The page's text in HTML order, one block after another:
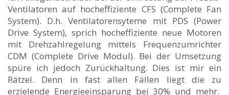
Ventilatoren auf hocheffiziente CFS (Complete Fan
System). D.h. Ventilatorensyteme mit PDS (Power
Drive System), sprich hocheffiziente neue Motoren
mit Drehzahlregelung mittels Frequenzumrichter
CDM (Complete Drive Modul). Bei der Umsetzung
spüre ich jedoch Zurückhaltung. Dies ist mir ein
Rätzel. Denn in fast allen Fällen liegt die zu
erzielende Energieeinsparung bei 30% und mehr.